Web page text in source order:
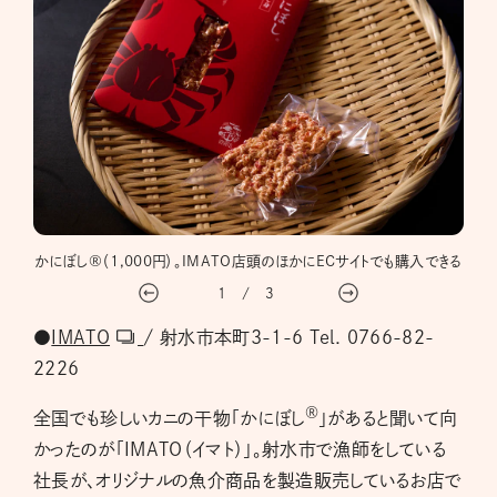
かにぼし®（1,000円）。IMATO店頭のほかにECサイトでも購入できる
1 / 3
● IMATO
/ 射水市本町3-1-6 Tel. 0766-82-
2226
全国でも珍しいカニの干物「かにぼし® 」があると聞いて向
かったのが「IMATO（イマト）」。射水市で漁師をしている
社長が、オリジナルの魚介商品を製造販売しているお店で